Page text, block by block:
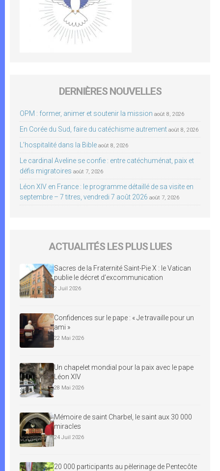
DERNIÈRES NOUVELLES
OPM : former, animer et soutenir la mission août 8, 2026
En Corée du Sud, faire du catéchisme autrement août 8, 2026
L’hospitalité dans la Bible août 8, 2026
Le cardinal Aveline se confie : entre catéchuménat, paix et
défis migratoires août 7, 2026
Léon XIV en France : le programme détaillé de sa visite en
septembre – 7 titres, vendredi 7 août 2026 août 7, 2026
ACTUALITÉS LES PLUS LUES
Sacres de la Fraternité Saint-Pie X : le Vatican
publie le décret d’excommunication
2 Juil 2026
Confidences sur le pape : « Je travaille pour un
ami »
22 Mai 2026
Un chapelet mondial pour la paix avec le pape
Léon XIV
28 Mai 2026
Mémoire de saint Charbel, le saint aux 30 000
miracles
24 Juil 2026
20 000 participants au pèlerinage de Pentecôte